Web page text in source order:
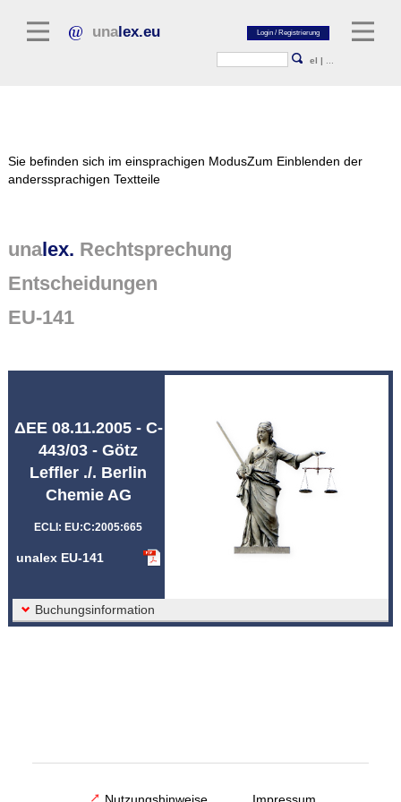
unalex.eu
el |
Normtexte
Rechtsprechung
Sie befinden sich im einsprachigen ModusZum Einblenden der
anderssprachigen Textteile
unalex. Rechtsprechung
Entscheidungen
EU-141
ΔΕΕ 08.11.2005 - C-
443/03 - Götz
Leffler ./. Berlin
Chemie AG
ECLI: EU:C:2005:665
unalex EU-141
Buchungsinformation
Nutzungshinweise Impressum